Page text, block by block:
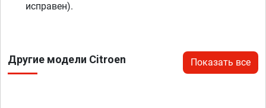
исправен).
Другие модели Citroen Показать все